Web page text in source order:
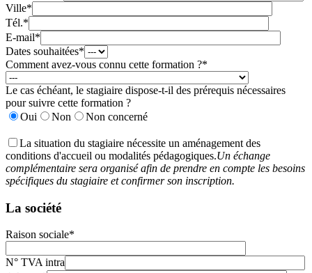
Ville*
Tél.*
E-mail*
Dates souhaitées*
Comment avez-vous connu cette formation ?*
Le cas échéant, le stagiaire dispose-t-il des prérequis nécessaires
pour suivre cette formation ?
Oui
Non Non concerné
La situation du stagiaire nécessite un aménagement des
conditions d'accueil ou modalités pédagogiques.Un échange
complémentaire sera organisé afin de prendre en compte les besoins
spécifiques du stagiaire et confirmer son inscription.
La société
Raison sociale*
N° TVA intra